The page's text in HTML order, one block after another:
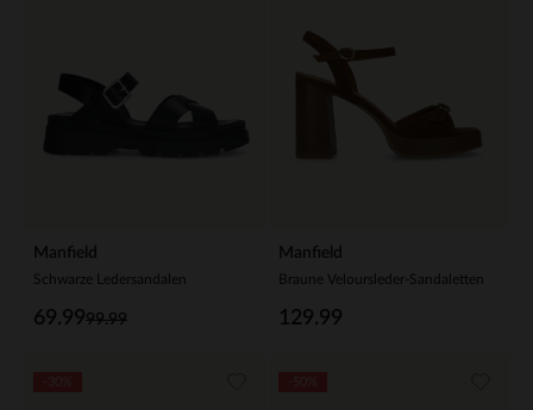
Manfield
Schwarze Ledersandalen
99.99
69.99
Manfield
Braune Veloursleder-Sandaletten
129.99